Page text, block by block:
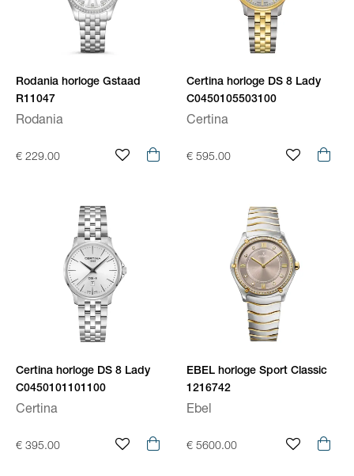
Rodania horloge Gstaad
R11047
Rodania
€ 229.00
Certina horloge DS 8 Lady
C0450105503100
Certina
€ 595.00
Certina horloge DS 8 Lady
C0450101101100
Certina
€ 395.00
EBEL horloge Sport Classic
1216742
Ebel
€ 5600.00